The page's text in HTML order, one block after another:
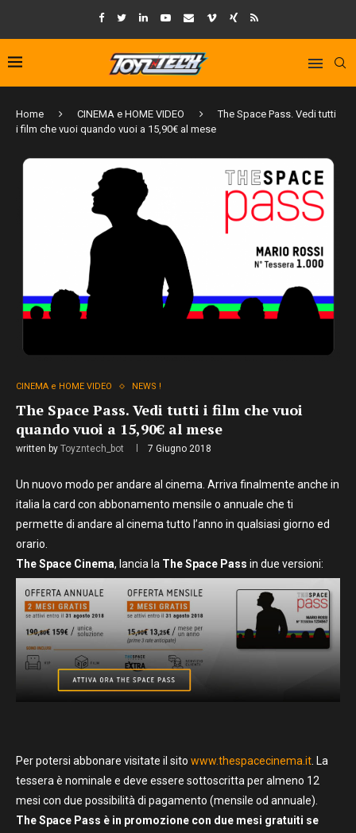
Home CINEMA e HOME VIDEO
The Space Pass. Vedi tutti
i film che vuoi quando vuoi a 15,90€ al mese
CINEMA e HOME VIDEO NEWS !
The Space Pass. Vedi tutti i film che vuoi
quando vuoi a 15,90€ al mese
written by Toyzntech_bot 7 Giugno 2018
Un nuovo modo per andare al cinema. Arriva finalmente anche in
italia la card con abbonamento mensile o annuale che ti
permette di andare al cinema tutto l’anno in qualsiasi giorno ed
orario.
The Space Cinema, lancia la The Space Pass in due versioni:
Per potersi abbonare visitate il sito www.thespacecinema.it. La
tessera è nominale e deve essere sottoscritta per almeno 12
mesi con due possibilità di pagamento (mensile od annuale).
The Space Pass è in promozione con due mesi gratuiti se